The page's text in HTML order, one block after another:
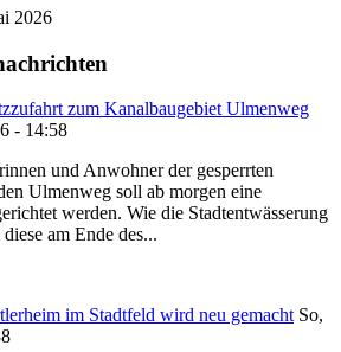
2026
zum Kanalbaugebiet Ulmenweg
- 14:58
und Anwohner der gesperrten
Ulmenweg soll ab morgen eine
werden. Wie die Stadtentwässerung
am Ende des...
im Stadtfeld wird neu gemacht So,